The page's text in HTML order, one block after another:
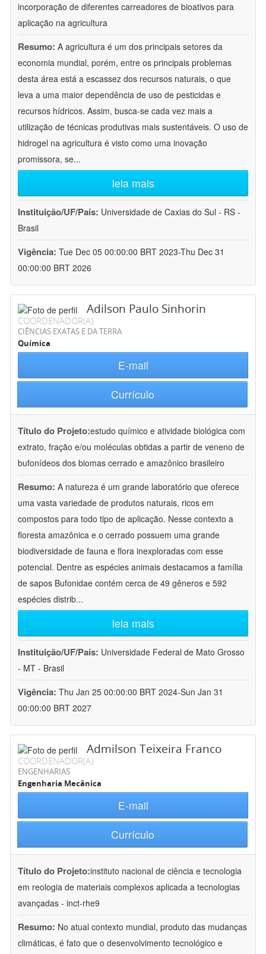
incorporação de diferentes carreadores de bioativos para
aplicação na agricultura
Resumo: A agricultura é um dos principais setores da
economia mundial, porém, entre os principais problemas
desta área está a escassez dos recursos naturais, o que
leva a uma maior dependência de uso de pesticidas e
recursos hídricos. Assim, busca-se cada vez mais a
utilização de técnicas produtivas mais sustentáveis. O uso de
hidrogel na agricultura é visto como uma inovação
promissora, se...
leia mais
Instituição/UF/País: Universidade de Caxias do Sul - RS -
Brasil
Vigência: Tue Dec 05 00:00:00 BRT 2023-Thu Dec 31
00:00:00 BRT 2026
Adilson Paulo Sinhorin
COORDENADOR(A)
CIÊNCIAS EXATAS E DA TERRA
Química
E-mail
Currículo
Título do Projeto:estudo químico e atividade biológica com
extrato, fração e/ou moléculas obtidas a partir de veneno de
bufonídeos dos biomas cerrado e amazônico brasileiro
Resumo: A natureza é um grande laboratório que oferece
uma vasta variedade de produtos naturais, ricos em
compostos para todo tipo de aplicação. Nesse contexto a
floresta amazônica e o cerrado possuem uma grande
biodiversidade de fauna e flora inexploradas com esse
potencial. Dentre as espécies animais destacamos a família
de sapos Bufonidae contém cerca de 49 gêneros e 592
espécies distrib...
leia mais
Instituição/UF/País: Universidade Federal de Mato Grosso
- MT - Brasil
Vigência: Thu Jan 25 00:00:00 BRT 2024-Sun Jan 31
00:00:00 BRT 2027
Admilson Teixeira Franco
COORDENADOR(A)
ENGENHARIAS
Engenharia Mecânica
E-mail
Currículo
Título do Projeto:instituto nacional de ciência e tecnologia
em reologia de materiais complexos aplicada a tecnologias
avançadas - inct-rhe9
Resumo: No atual contexto mundial, produto das mudanças
climáticas, é fato que o desenvolvimento tecnológico e